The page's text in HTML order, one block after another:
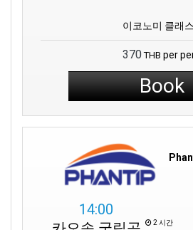
이코노미 클래스
370 THB per
Book
14:00
2 시간